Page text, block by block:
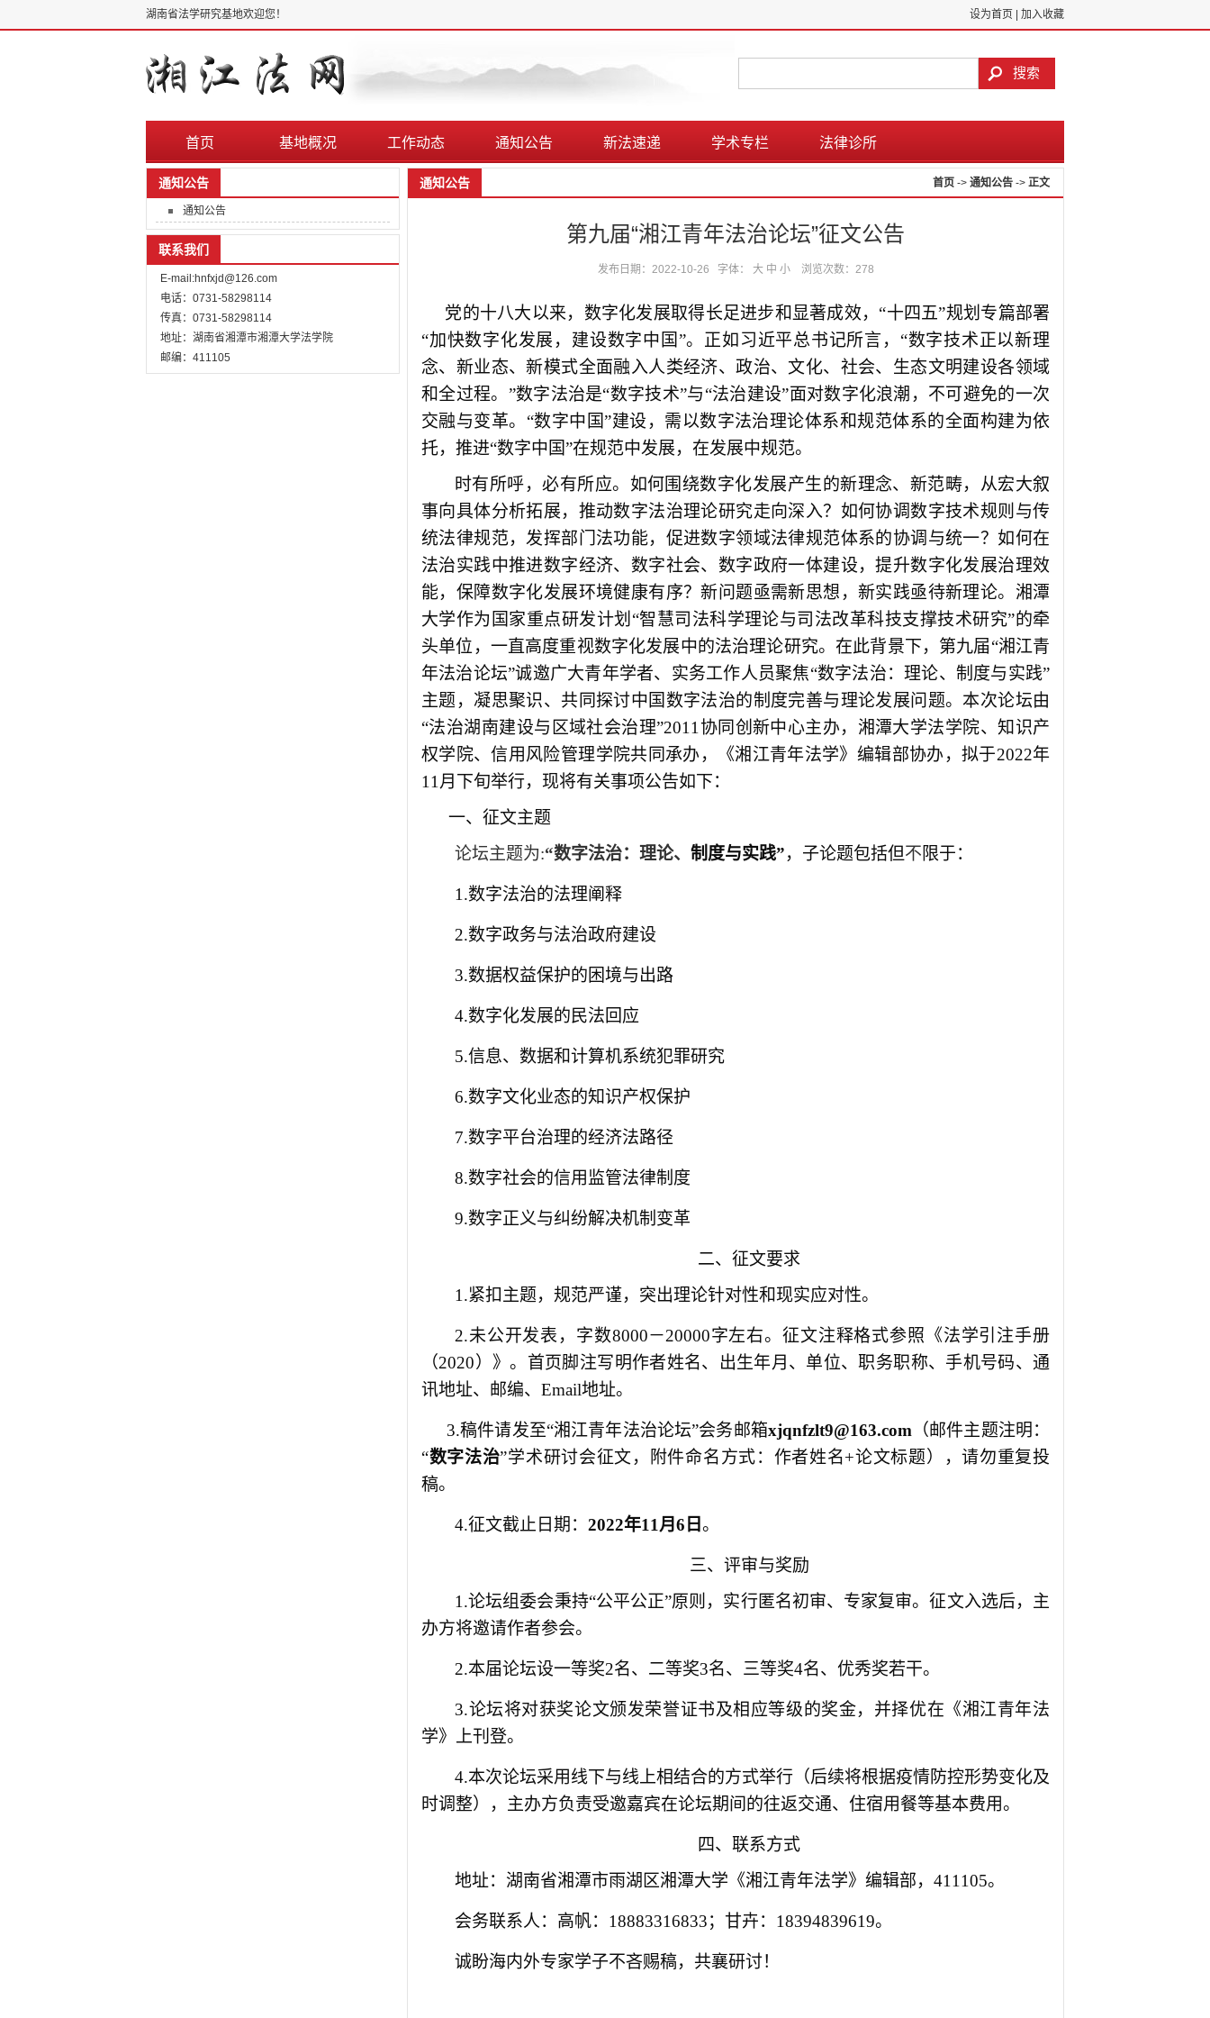
湖南省法学研究基地欢迎您！ 设为首页 加入收藏
首页 基地概况 工作动态 通知公告 新法速递 学术专栏 法律诊所
通知公告
通知公告
联系我们
E-mail:hnfxjd@126.com
电话：0731-58298114
传真：0731-58298114
地址：湖南省湘潭市湘潭大学法学院
邮编：411105
通知公告 首页 -> 通知公告 -> 正文
第九届“湘江青年法治论坛”征文公告
发布日期：2022-10-26 字体： 大 中 小 浏览次数： 278
党的十八大以来， 数字化发展取得长足进步和显著成效， “十四五”规划 专篇部署
“加快数字化发展，建设数字中国”。 正如习近平总书记所言 ， “数字技术正以新理
念、新业态、新模式全面融入人类经济、政治、文化、社会、生态文明建设各领域
和全过程。 ”数字法治是“数字技术”与“法治建设”面对数字化浪潮 ， 不可避免的一次
交融与变革。 “数字中国”建设， 需以数字法治理论体系和规范体系的全面构建为依
托， 推进“数字中国”在规范中发展， 在发展中规范。
时有所呼，必有所应。 如何围绕数字化发展产生的新理念、新范畴， 从宏大叙
事向具体分析拓展，推动数字法治理论研究走向深入？如何协调数字技术规则 与传
统法律规范， 发挥部门法功能， 促进数字领域法律规范体系的协调与统一？如何在
法治实践中推进数字经济、 数字社会、数字政府一体建设，提升数字化发展治理效
能， 保障数字化发展环境健康有序？新问题亟需新思想，新实践亟待新理论。湘潭
大学作为国家重点研发计划“智慧司法科学理论与司法改革科技支撑技术研究”的牵
头单位 ， 一直高度重视数字化发展中的法治理论研究。在此背景下， 第九届“湘江青
年法治论坛”诚邀广大青年学者、实务工作人员聚焦“数字法治：理论、制度与实践”
主题，凝思聚识、共同探讨中国数字法治的制度完善与理论发展问题。 本次论坛由
“法治湖南建设与区域社会治理”2011协同创新中心主办，湘潭大学法学院、知识产
权学院、信用风险管理学院共同承办，《湘江青年法学》编辑部协办，拟于2022年
11月下旬举行，现将有关事项公告如下：
一、征文主题
论坛主题为:“数字法治： 理论、 制度与实践”，子论题包括但不 限于：
1 .数字法治的法理阐释
2.数字政务与法治政府建设
3.数据权益保护的困境与出路
4.数字化发展的民法回应
5.信息、数据和计算机系统犯罪研究
6.数字文化业态的知识产权保护
7.数字平台治理的经济法路径
8.数字社会的信用监管法律制度
9.数字正义与纠纷解决机制变革
二、征文要求
1.紧扣主题，规范严谨，突出理论针对性和现实应对性。
2.未公开发表，字数8000－20000字左右。征文注释格式参照《法学引注手册
（2020）》。首页脚注写明作者姓名、出生年月、单位、职务职称、手机号码、通
讯地址、邮编、Email地址。
3.稿件请发至“湘江青年法治论坛”会务邮箱xjqnfzlt9@163.com （邮件主题注明：
“数字法治”学术研讨会征文，附件命名方式：作者姓名+论文标题），请勿重复投
稿。
4.征文截止日期： 2022年11月 6 日。
三、评审与奖励
1.论坛组委会秉持“公平公正”原则，实行匿名初审、专家复审。征文入选后，主
办方将邀请作者参会。
2.本届论坛设一等奖2名、二等奖3名、三等奖4名、 优秀奖若干。
3.论坛将对获奖论文颁发荣誉证书及相应等级的奖金，并择优在《湘江青年法
学》上刊登。
4.本次论坛采用线下与线上相结合的方式举行（后续将根据疫情防控形势变化及
时调整），主办方负责受邀嘉宾在论坛期间的往返交通、住宿用餐等基本费用。
四、联系方式
地址：湖南省湘潭市雨湖区湘潭大学《湘江青年法学》编辑部，411105。
会务联系人： 高帆：18883316833； 甘卉：18394839619。
诚盼海内外专家学子不吝赐稿，共襄研讨！